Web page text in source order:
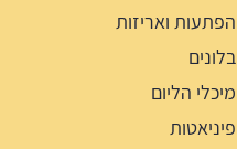
הפתעות ואריזות
בלונים
מיכלי הליום
פיניאטות